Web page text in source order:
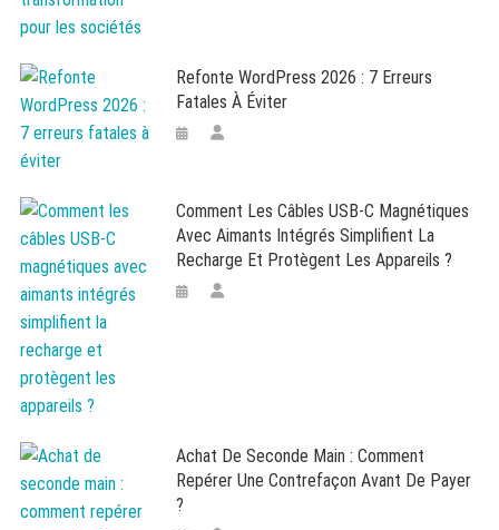
Refonte WordPress 2026 : 7 Erreurs
Fatales À Éviter
Comment Les Câbles USB-C Magnétiques
Avec Aimants Intégrés Simplifient La
Recharge Et Protègent Les Appareils ?
Achat De Seconde Main : Comment
Repérer Une Contrefaçon Avant De Payer
?